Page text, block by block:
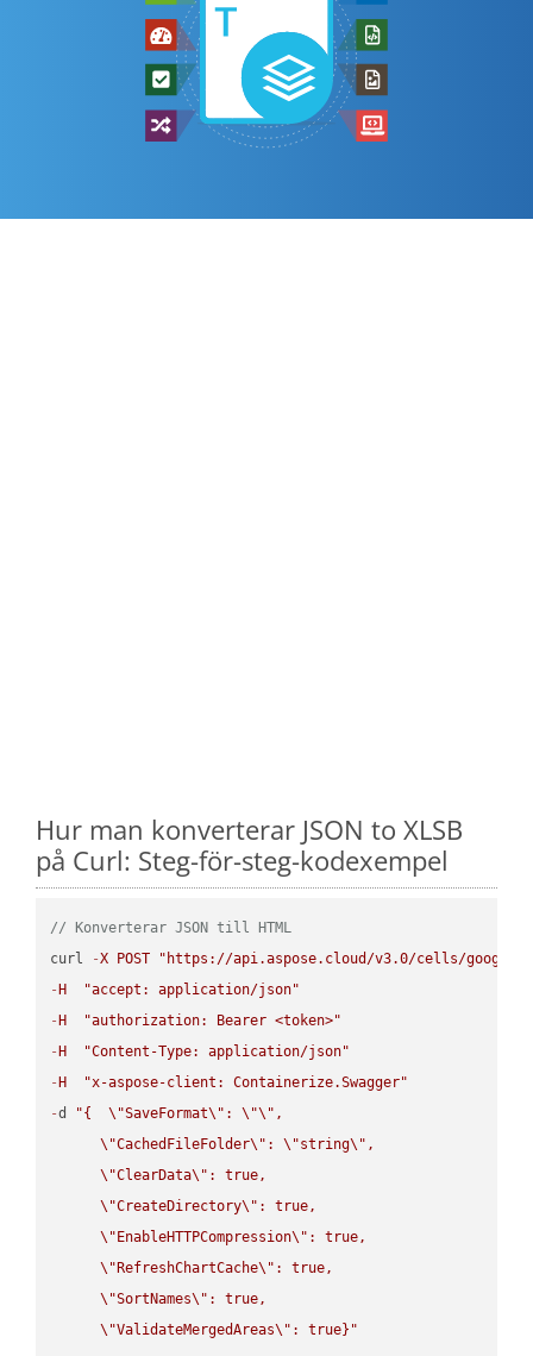
Hur man konverterar JSON to XLSB
på Curl: Steg-för-steg-kodexempel
// Konverterar JSON till HTML
curl
-X POST
"https://api.aspose.cloud/v3.0/cells/
- H
"accept: application/json"
- H
"authorization: Bearer <token>"
- H
"Content-Type: application/json"
- H
"x-aspose-client: Containerize.Swagger"
-d "{ \"SaveFormat\" : \"\" ,
\"CachedFileFolder\" : \"string\" ,
\"ClearData\" : true,
\"CreateDirectory\" : true,
\" EnableHTTPCompression\" : true,
\" RefreshChartCache\" : true,
\"SortNames\" : true,
\"ValidateMergedAreas\" : true}"